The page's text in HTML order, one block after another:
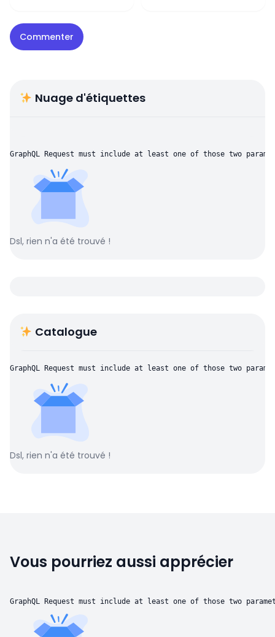
Nuage d'étiquettes
GraphQL Request must include at least one of those two
Dsl, rien n'a été trouvé !
Catalogue
GraphQL Request must include at least one of those two
Dsl, rien n'a été trouvé !
Vous pourriez aussi apprécier
GraphQL Request must include at least one of those two